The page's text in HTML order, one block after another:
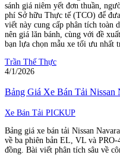
sánh giá niêm yết đơn thuần,
phí Sở hữu Thực tế (TCO) để
viết này cung cấp phân tích toàn
nên giá lăn bánh, cùng với đề
bạn lựa chọn mẫu xe tối ưu nhất
Trần Thế Thực
4/1/2026
Bảng Giá Xe Bán Tải Nissan
Xe Bán Tải PICKUP
Bảng giá xe bán tải Nissan
về ba phiên bản EL, VL và
đồng. Bài viết phân tích sâu về